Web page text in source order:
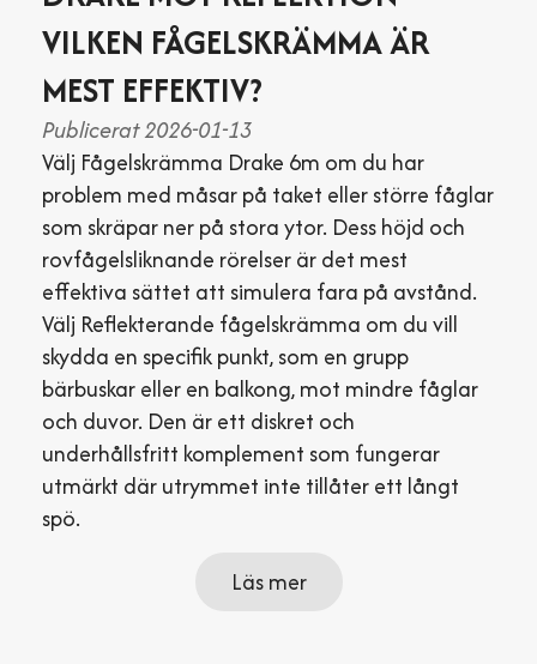
VILKEN FÅGELSKRÄMMA ÄR
MEST EFFEKTIV?
Publicerat 2026-01-13
Välj Fågelskrämma Drake 6m om du har
problem med måsar på taket eller större fåglar
som skräpar ner på stora ytor. Dess höjd och
rovfågelsliknande rörelser är det mest
effektiva sättet att simulera fara på avstånd.
Välj Reflekterande fågelskrämma om du vill
skydda en specifik punkt, som en grupp
bärbuskar eller en balkong, mot mindre fåglar
och duvor. Den är ett diskret och
underhållsfritt komplement som fungerar
utmärkt där utrymmet inte tillåter ett långt
spö.
Läs mer